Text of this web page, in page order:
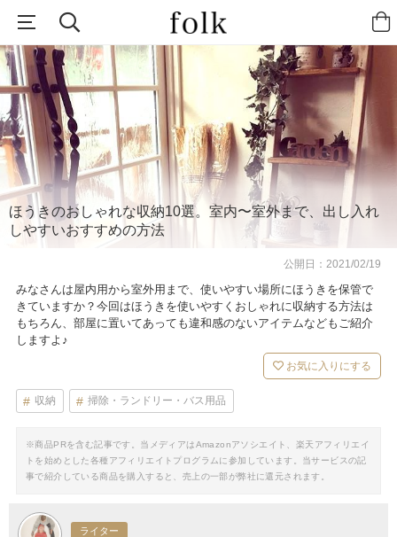
ほうきのおしゃれな収納10選。室内〜室外まで、出し入れ
しやすいおすすめの方法
公開日：2021/02/19
みなさんは屋内用から室外用まで、使いやすい場所にほうきを保管で
きていますか？今回はほうきを使いやすくおしゃれに収納する方法は
もちろん、部屋に置いてあっても違和感のないアイテムなどもご紹介
しますよ♪
お気に入りにする
収納 掃除・ランドリー・バス用品
※商品PRを含む記事です。当メディアはAmazonアソシエイト、楽天アフィリエイ
トを始めとした各種アフィリエイトプログラムに参加しています。当サービスの記
事で紹介している商品を購入すると、売上の一部が弊社に還元されます。
ライター